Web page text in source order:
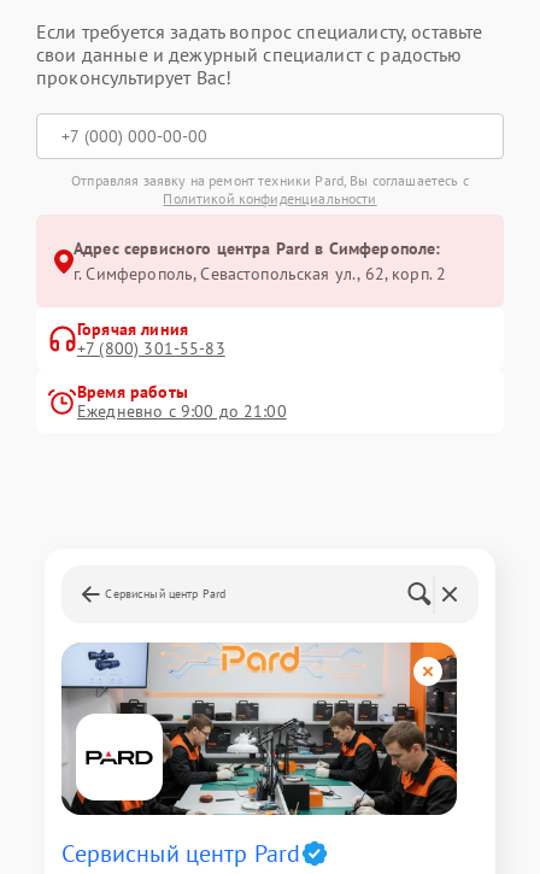
Если требуется задать вопрос специалисту, оставьте
свои данные и дежурный специалист с радостью
проконсультирует Вас!
Отправляя заявку на ремонт техники Pard, Вы соглашаетесь с
Политикой конфиденциальности
Адрес сервисного центра Pard в Симферополе:
г. Симферополь, Севастопольская ул., 62, корп. 2
Горячая линия
+7 (800) 301-55-83
Время работы
Ежедневно с 9:00 до 21:00
Сервисный центр Pard
Сервисный центр Pard